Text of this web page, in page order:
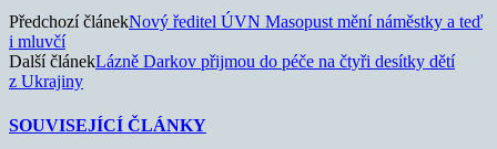
Předchozí článekNový ředitel ÚVN Masopust mění náměstky a teď
i mluvčí
Další článekLázně Darkov přijmou do péče na čtyři desítky dětí
z Ukrajiny
SOUVISEJÍCÍ ČLÁNKY